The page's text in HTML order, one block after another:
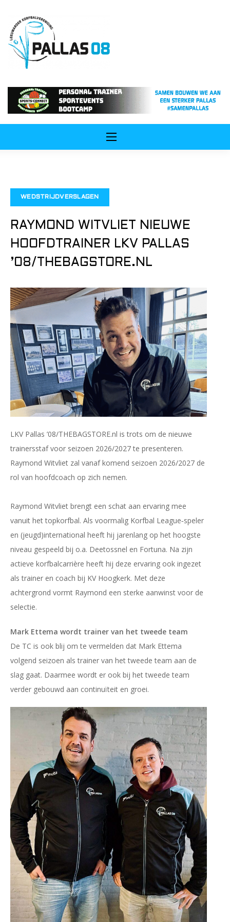
WEDSTRIJDVERSLAGEN
RAYMOND WITVLIET NIEUWE
HOOFDTRAINER LKV PALLAS
’08/THEBAGSTORE.NL
LKV Pallas ’08/THEBAGSTORE.nl is trots om de nieuwe
trainersstaf voor seizoen 2026/2027 te presenteren.
Raymond Witvliet zal vanaf komend seizoen 2026/2027 de
rol van hoofdcoach op zich nemen.
Raymond Witvliet brengt een schat aan ervaring mee
vanuit het topkorfbal. Als voormalig Korfbal League‑speler
en (jeugd)international heeft hij jarenlang op het hoogste
niveau gespeeld bij o.a. Deetossnel en Fortuna. Na zijn
actieve korfbalcarrière heeft hij deze ervaring ook ingezet
als trainer en coach bij KV Hoogkerk. Met deze
achtergrond vormt Raymond een sterke aanwinst voor de
selectie.
Mark Ettema wordt trainer van het tweede team
De TC is ook blij om te vermelden dat Mark Ettema
volgend seizoen als trainer van het tweede team aan de
slag gaat. Daarmee wordt er ook bij het tweede team
verder gebouwd aan continuïteit en groei.